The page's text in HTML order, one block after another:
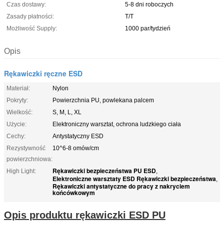
Czas dostawy:
5-8 dni roboczych
Zasady płatności:
T/T
Możliwość Supply:
1000 par/tydzień
Opis
Rękawiczki ręczne ESD
Materiał:
Nylon
Pokryty:
Powierzchnia PU, powlekana palcem
Wielkość:
S, M, L, XL
Użycie:
Elektroniczny warsztat, ochrona ludzkiego ciała
Cechy:
Antystatyczny ESD
Rezystywność
powierzchniowa:
10^6-8 omów/cm
High Light: Rękawiczki bezpieczeństwa PU ESD,
Elektroniczne warsztaty ESD Rękawiczki bezpieczeństwa,
Rękawiczki antystatyczne do pracy z nakryciem
końcówkowym
Opis produktu rękawiczki ESD PU